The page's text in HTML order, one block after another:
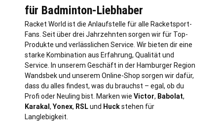
für Badminton-Liebhaber
Racket World ist die Anlaufstelle für alle Racketsport-
Fans. Seit über drei Jahrzehnten sorgen wir für Top-
Produkte und verlässlichen Service. Wir bieten dir eine
starke Kombination aus Erfahrung, Qualität und
Service. In unserem Geschäft in der Hamburger Region
Wandsbek und unserem Online-Shop sorgen wir dafür,
dass du alles findest, was du brauchst – egal, ob du
Profi oder Neuling bist. Marken wie Victor, Babolat,
Karakal , Yonex, RSLund Huckstehen für
Langlebigkeit.